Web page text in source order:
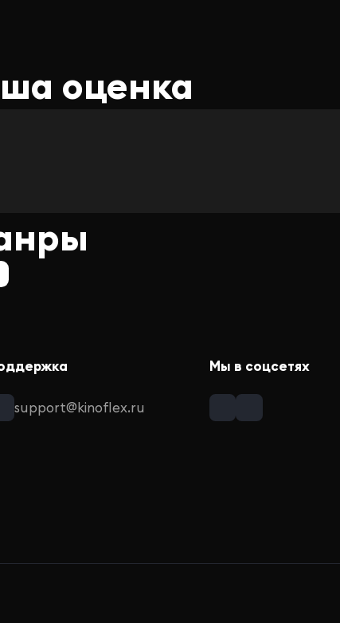
оценка
support@kinoflex.ru
Мы в соцсетях